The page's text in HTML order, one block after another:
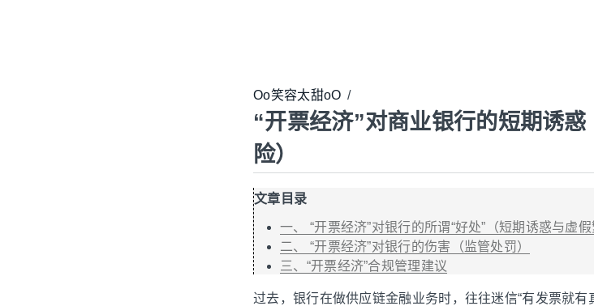
Oo笑容太甜oO /
“开票经济”对商业银行的短期诱
险）
文章目录
一、 “开票经济”对银行的所谓“好处”（短期诱惑与虚假
二、 “开票经济”对银行的伤害（监管处罚）
三、“开票经济”合规管理建议
过去，银行在做供应链金融业务时，往往迷信“有发票就有